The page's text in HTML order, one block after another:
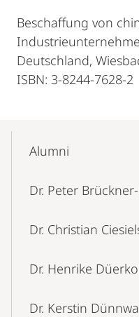
Beschaffung von
Deutschland,
ISBN: 3-8244-7628-2
Navigation
Alumni
Dr. Peter
Dr. Christian
Dr. Henrike
Dr. Kerstin